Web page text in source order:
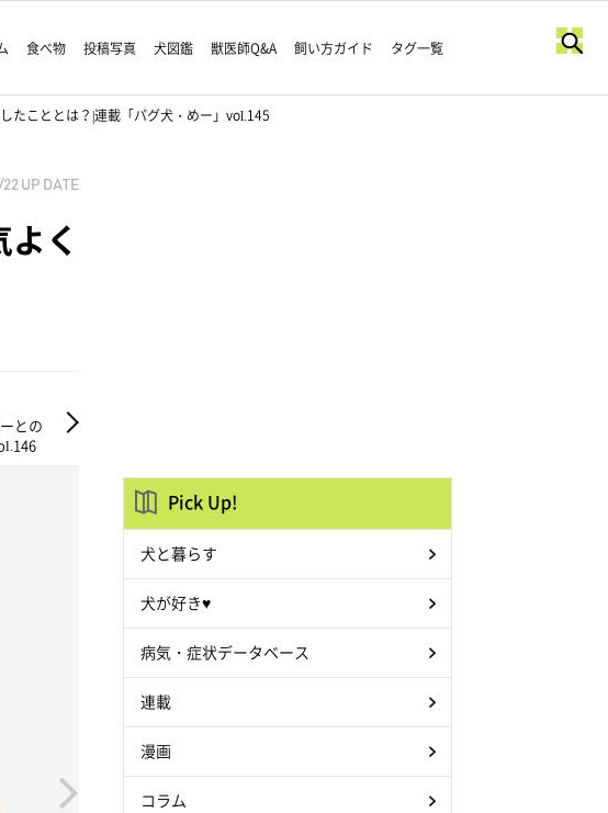
食べ物 投稿写真 犬図鑑 獣医師Q&A 飼い方ガイド タグ一覧
たこととは？|連載「パグ犬・めー」vol.145
UP DATE
く
との
Pick Up!
犬と暮らす
犬が好き♥
病気・症状データベース
連載
漫画
コラム